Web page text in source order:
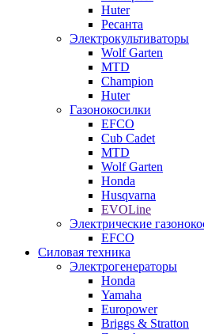
Huter
Ресанта
Электрокультиваторы
Wolf Garten
MTD
Champion
Huter
Газонокосилки
EFCO
Cub Cadet
MTD
Wolf Garten
Honda
Husqvarna
EVOLine
Электрические
EFCO
Силовая техника
Электрогенераторы
Honda
Yamaha
Europower
Briggs & Stratton